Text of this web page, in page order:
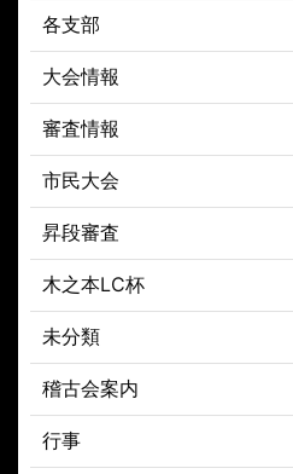
各支部
大会情報
審査情報
市民大会
昇段審査
木之本LC杯
未分類
稽古会案内
行事